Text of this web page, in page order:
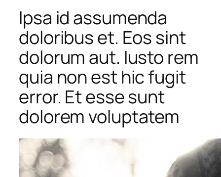
Ipsa id assumenda
doloribus et. Eos sint
dolorum aut. Iusto rem
quia non est hic fugit
error. Et esse sunt
dolorem voluptatem